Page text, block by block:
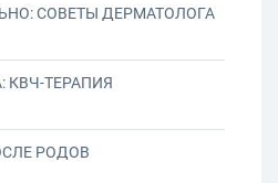
СОВЕТЫ ДЕРМАТОЛОГА
КВЧ-ТЕРАПИЯ
РОДОВ